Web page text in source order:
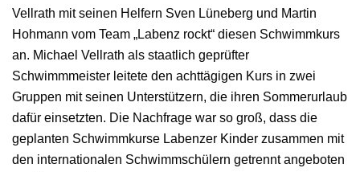
Vellrath mit seinen Helfern Sven Lüneberg und Martin
Hohmann vom Team „Labenz rockt“ diesen Schwimmkurs
an. Michael Vellrath als staatlich geprüfter
Schwimmmeister leitete den achttägigen Kurs in zwei
Gruppen mit seinen Unterstützern, die ihren Sommerurlaub
dafür einsetzten. Die Nachfrage war so groß, dass die
geplanten Schwimmkurse Labenzer Kinder zusammen mit
den internationalen Schwimmschülern getrennt angeboten